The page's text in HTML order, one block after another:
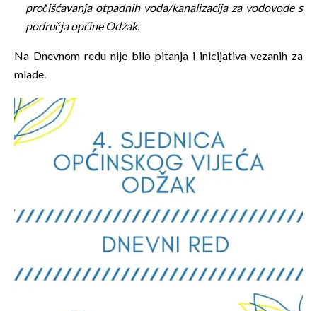
pročišćavanja otpadnih voda/kanalizacija za vodovode s
područja općine Odžak.
Na Dnevnom redu nije bilo pitanja i inicijativa vezanih za
mlade.